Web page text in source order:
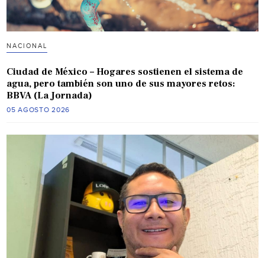
NACIONAL
Ciudad de México – Hogares sostienen el sistema de
agua, pero también son uno de sus mayores retos:
BBVA (La Jornada)
05 AGOSTO 2026